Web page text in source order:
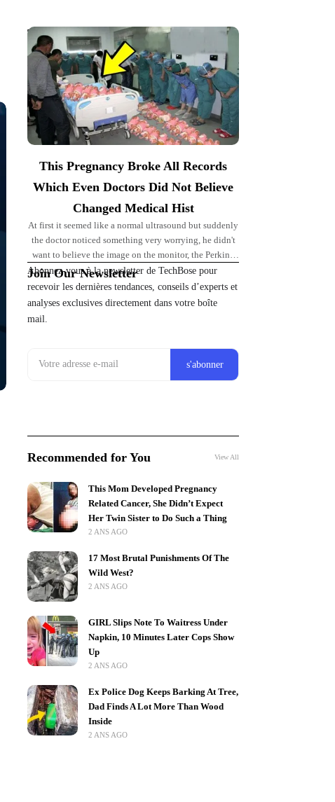
Top Picks for You
This Pregnancy Broke All Records
Which Even Doctors Did Not Believe
Changed Medical Hist
At first it seemed like a normal ultrasound but suddenly
the doctor noticed something very worrying, he didn't
want to believe the image on the monitor, the Perkins'
pregnancy took
Join Our Newsletter
Abonnez-vous à la newsletter de TechBose pour
recevoir les dernières tendances, conseils d’experts et
analyses exclusives directement dans votre boîte
mail.
Recommended for You View All
This Mom Developed Pregnancy
Related Cancer, She Didn’t Expect
Her Twin Sister to Do Such a Thing
2 ANS AGO
17 Most Brutal Punishments Of The
Wild West?
2 ANS AGO
GIRL Slips Note To Waitress Under
Napkin, 10 Minutes Later Cops Show
Up
2 ANS AGO
Ex Police Dog Keeps Barking At Tree,
Dad Finds A Lot More Than Wood
Inside
2 ANS AGO